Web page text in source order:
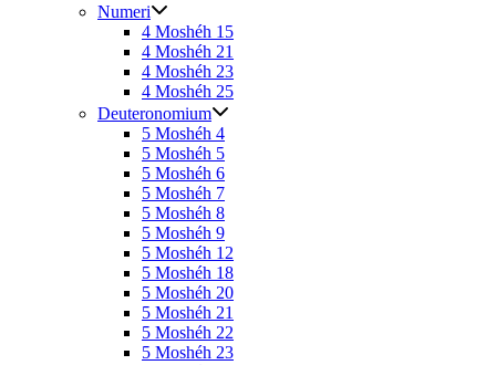
Numeri
4 Moshéh 15
4 Moshéh 21
4 Moshéh 23
4 Moshéh 25
Deuteronomium
5 Moshéh 4
5 Moshéh 5
5 Moshéh 6
5 Moshéh 7
5 Moshéh 8
5 Moshéh 9
5 Moshéh 12
5 Moshéh 18
5 Moshéh 20
5 Moshéh 21
5 Moshéh 22
5 Moshéh 23